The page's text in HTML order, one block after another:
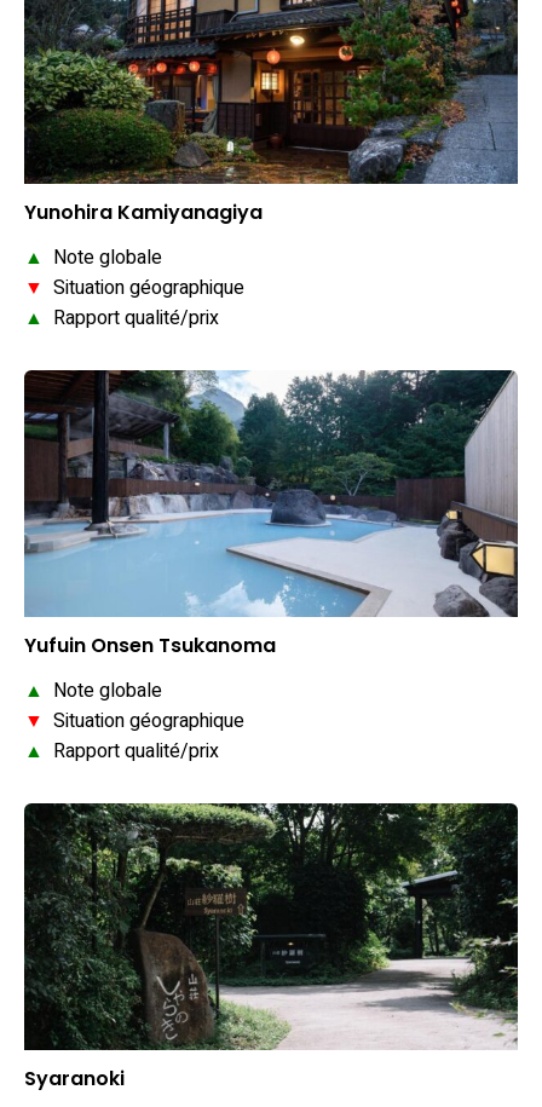
Yunohira Kamiyanagiya
▲ Note globale
▼ Situation géographique
▲ Rapport qualité/prix
Yufuin Onsen Tsukanoma
▲ Note globale
▼ Situation géographique
▲ Rapport qualité/prix
Syaranoki